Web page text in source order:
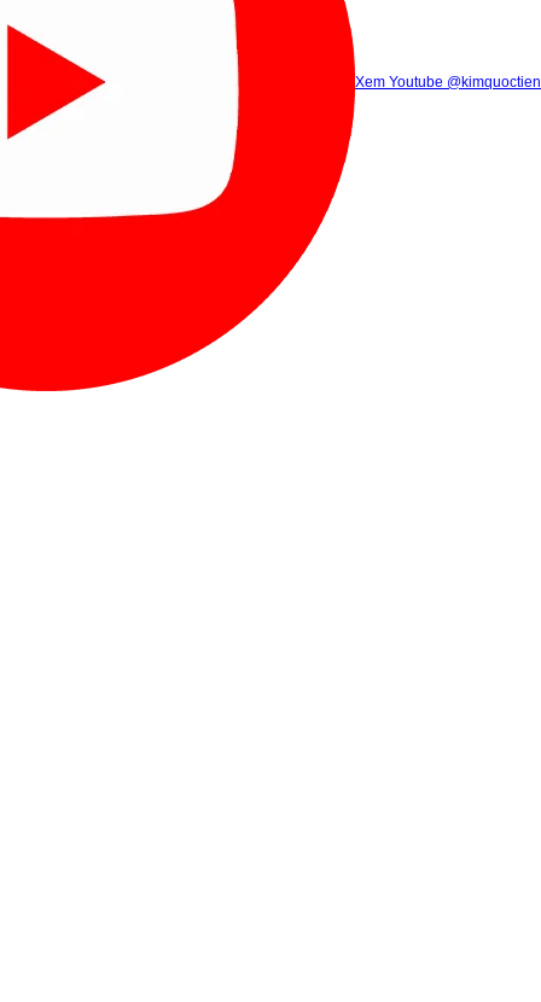
Xem Tik Tok
Gọi điện (8h00 - 21h30)
Xem Youtube @kimquoctien